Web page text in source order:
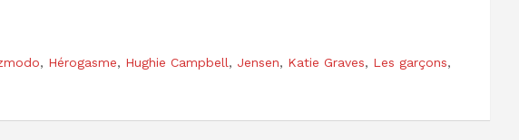
, Hérogasme, Hughie Campbell, Jensen, Katie Graves, Les garçons,